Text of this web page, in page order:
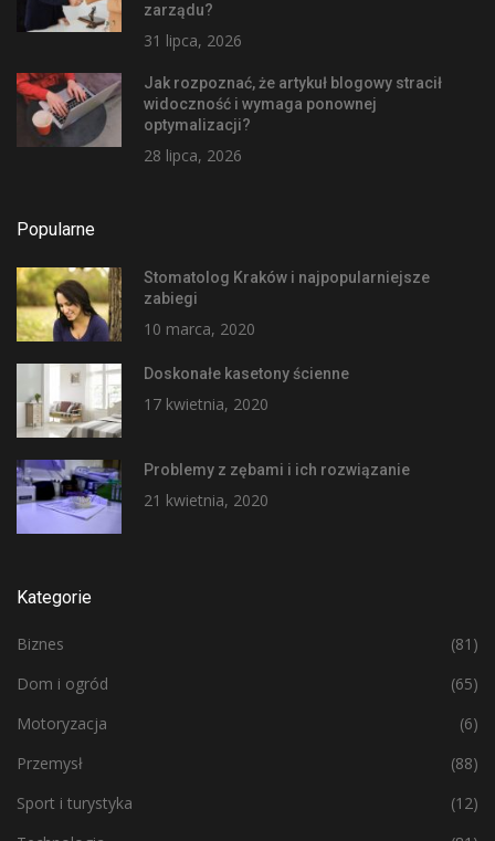
zarządu?
31 lipca, 2026
Jak rozpoznać, że artykuł blogowy stracił
widoczność i wymaga ponownej
optymalizacji?
28 lipca, 2026
Popularne
Stomatolog Kraków i najpopularniejsze
zabiegi
10 marca, 2020
Doskonałe kasetony ścienne
17 kwietnia, 2020
Problemy z zębami i ich rozwiązanie
21 kwietnia, 2020
Kategorie
Biznes
(81)
Dom i ogród
(65)
Motoryzacja
(6)
Przemysł
(88)
Sport i turystyka
(12)